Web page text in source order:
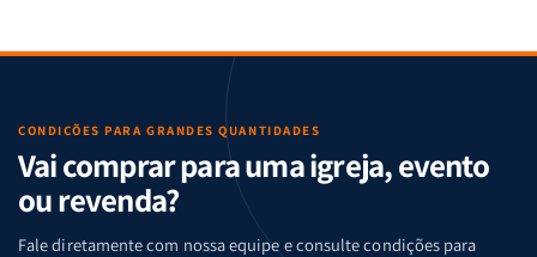
CONDIÇÕES PARA GRANDES QUANTIDADES
Vai comprar para uma igreja, evento
ou revenda?
Fale diretamente com nossa equipe e consulte condições para